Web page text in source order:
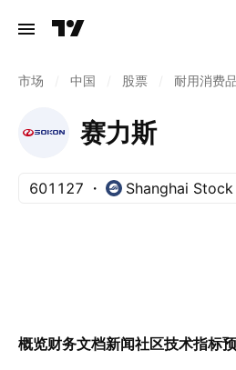
市场 中国 股票 耐用消费品
赛力斯
601127 Shanghai
概览财务文档新闻社区技术指标